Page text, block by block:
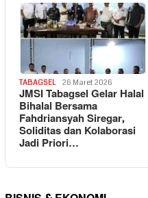
TABAGSEL 26 Maret 2026
JMSI Tabagsel Gelar Halal
Bihalal Bersama
Fahdriansyah Siregar,
Soliditas dan Kolaborasi
Jadi Priori…